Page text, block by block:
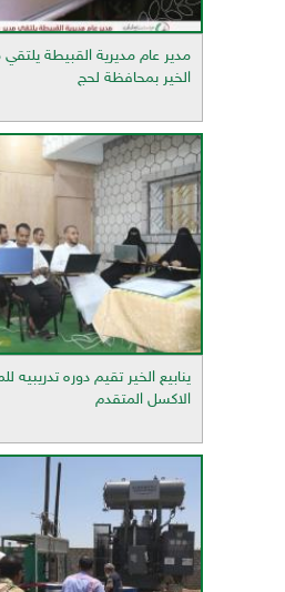
مدير عام مديرية القبيطة
الخير بمحافظة لحج
ينابيع الخير تقيم دوره
الاكسل المتقدم